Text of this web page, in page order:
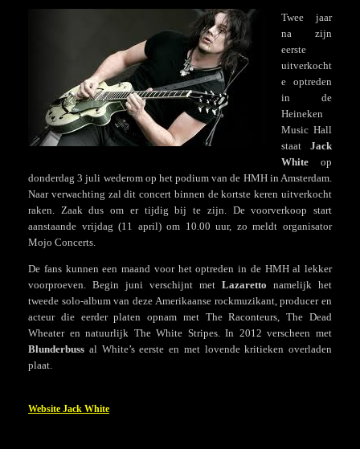
Twee jaar
na zijn
eerste
uitverkocht
e optreden
in de
Heineken
Music Hall
staat Jack
Whiteop
donderdag 3 juli wederom op het podium van de HMH in Amsterdam.
Naar verwachting zal dit concert binnen de kortste keren uitverkocht
raken. Zaak dus om er tijdig bij te zijn. De voorverkoop start
aanstaande vrijdag (11 april) om 10.00 uur, zo meldt organisator
Mojo Concerts.
De fans kunnen een maand voor het optreden in de HMH al lekker
voorproeven. Begin juni verschijnt met Lazaretto namelijk het
tweede solo-album van deze Amerikaanse rockmuzikant, producer en
acteur die eerder platen opnam met The Raconteurs, The Dead
Wheater en natuurlijk The White Stripes. In 2012 verscheen met
Blunderbuss al White’s eerste en met lovende kritieken overladen
plaat.
Website Jack White